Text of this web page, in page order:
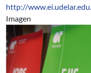
http://
Imagen